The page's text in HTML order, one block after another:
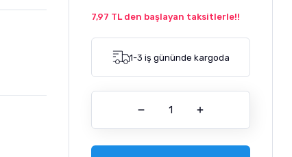
7,97 TL den başlayan taksitlerle!!
1-3 iş gününde kargoda